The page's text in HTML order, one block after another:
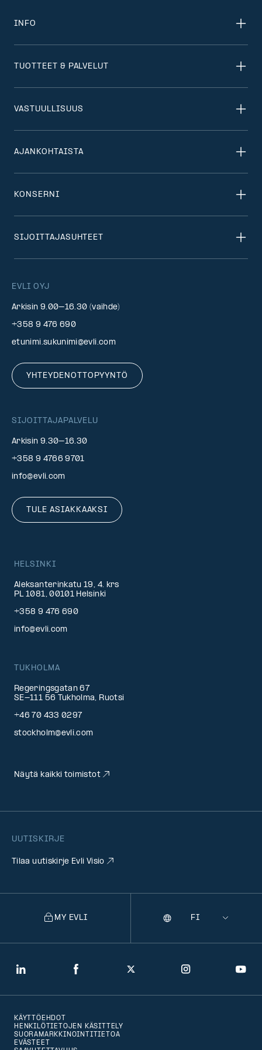
EVLI OYJ
Arkisin 9.00–16.30 (vaihde)
+358 9 476 690
etunimi.sukunimi@evli.com
YHTEYDENOTTOPYYNTÖ
SIJOITTAJAPALVELU
Arkisin 9.30–16.30
+358 9 4766 9701
info@evli.com
TULE ASIAKKAAKSI
INFO
TUOTTEET & PALVELUT
VASTUULLISUUS
AJANKOHTAISTA
KONSERNI
SIJOITTAJASUHTEET
UUTISKIRJE
Tilaa uutiskirje Evli Visio
HELSINKI
Aleksanterinkatu 19, 4. krs
PL 1081, 00101 Helsinki
+358 9 476 690
info@evli.com
TUKHOLMA
Regeringsgatan 67
SE-111 56 Tukholma, Ruotsi
+46 70 433 0297
stockholm@evli.com
Näytä kaikki toimistot
LinkedIn Facebook Twitter Instagram
MY EVLI
Selecting
Kieli
KÄYTTÖEHDOT
HENKILÖTIETOJEN KÄSITTELY
SUORAMARKKINOINTITIETOA
EVÄSTEET